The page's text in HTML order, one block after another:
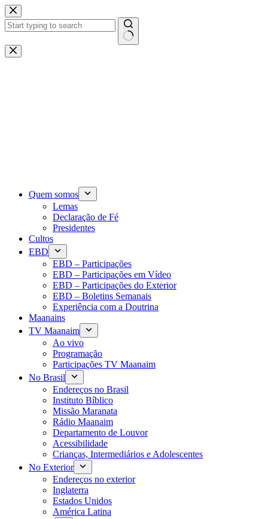
Pular
para
o
Sem
resultados
Quem somos
Lemas
Declaração de Fé
Presidentes
Cultos
EBD
EBD – Participações
EBD – Participações em Vídeo
EBD – Participações do Exterior
EBD – Boletins Semanais
Experiência com a Doutrina
Maanains
TV Maanaim
Ao vivo
Programação
Participações TV Maanaim
No Brasil
Endereços no Brasil
Instituto Bíblico
Missão Maranata
Rádio Maanaim
Departamento de Louvor
Acessibilidade
Crianças, Intermediários e Adolescentes
No Exterior
Endereços no exterior
Inglaterra
Estados Unidos
América Latina